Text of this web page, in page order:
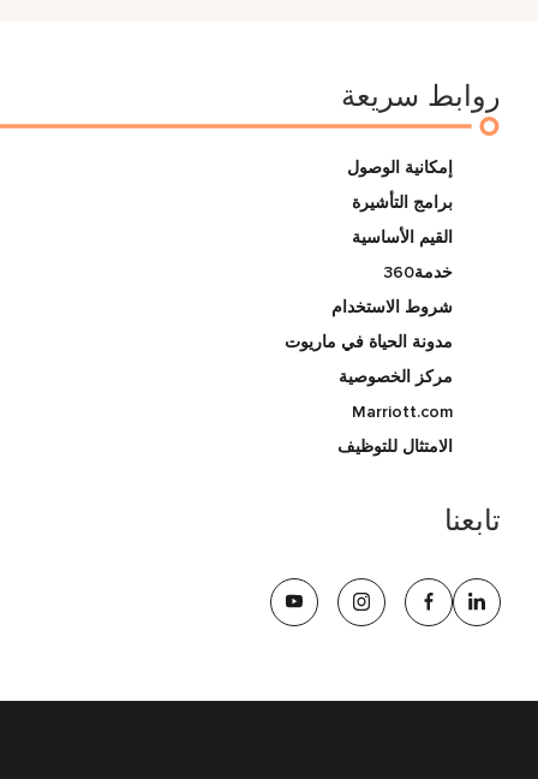
روابط سريعة
إمكانية الوصول
برامج التأشيرة
القيم الأساسية
خدمة360
شروط الاستخدام
مدونة الحياة في ماريوت
مركز الخصوصية
Marriott.com
الامتثال للتوظيف
تابعنا